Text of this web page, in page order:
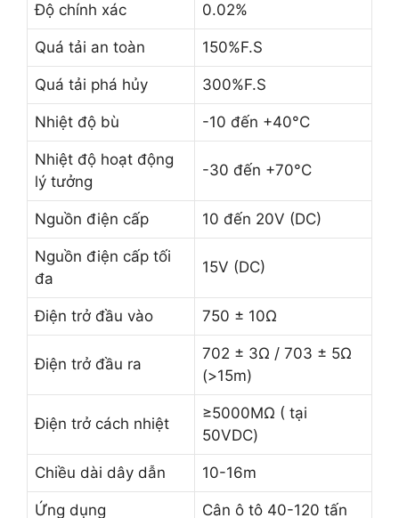
Độ chính xác 0.02%
Quá tải an toàn 150%F.S
Quá tải phá hủy 300%F.S
Nhiệt độ bù -10 đến +40°C
Nhiệt độ hoạt động
lý tưởng
-30 đến +70°C
Nguồn điện cấp 10 đến 20V (DC)
Nguồn điện cấp tối
đa
15V (DC)
Điện trở đầu vào 750 ± 10Ω
Điện trở đầu ra
702 ± 3Ω / 703 ± 5Ω
(>15m)
Điện trở cách nhiệt
≥5000MΩ ( tại
50VDC)
Chiều dài dây dẫn 10-16m
Ứng dụng Cân ô tô 40-120 tấn